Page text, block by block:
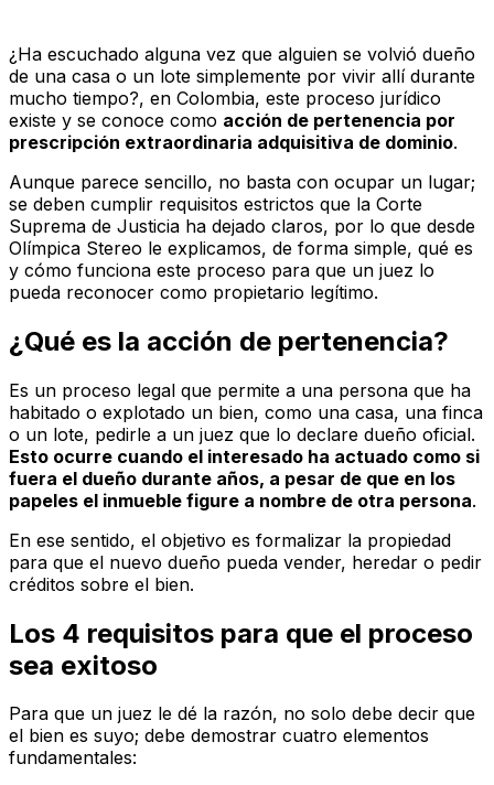
¿Ha escuchado alguna vez que alguien se volvió dueño
de una casa o un lote simplemente por vivir allí durante
mucho tiempo?, en Colombia, este proceso jurídico
existe y se conoce como acción de pertenencia por
prescripción extraordinaria adquisitiva de dominio.
Aunque parece sencillo, no basta con ocupar un lugar;
se deben cumplir requisitos estrictos que la Corte
Suprema de Justicia ha dejado claros, por lo que desde
Olímpica Stereo le explicamos, de forma simple, qué es
y cómo funciona este proceso para que un juez lo
pueda reconocer como propietario legítimo.
¿Qué es la acción de pertenencia?
Es un proceso legal que permite a una persona que ha
habitado o explotado un bien, como una casa, una finca
o un lote, pedirle a un juez que lo declare dueño oficial.
Esto ocurre cuando el interesado ha actuado como si
fuera el dueño durante años, a pesar de que en los
papeles el inmueble figure a nombre de otra persona.
En ese sentido, el objetivo es formalizar la propiedad
para que el nuevo dueño pueda vender, heredar o pedir
créditos sobre el bien.
Los 4 requisitos para que el proceso
sea exitoso
Para que un juez le dé la razón, no solo debe decir que
el bien es suyo; debe demostrar cuatro elementos
fundamentales: